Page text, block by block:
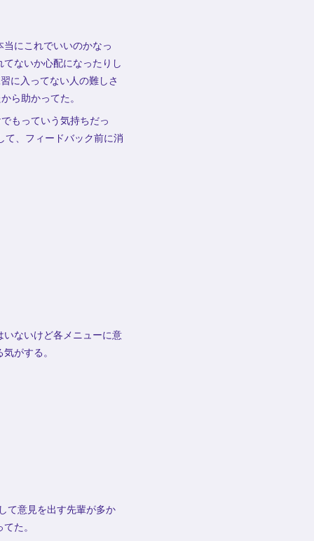
にこれでいいのかなっ
ないか心配になったりし
に入ってない人の難しさ
ら助かってた。
もっていう気持ちだっ
て、フィードバック前に消
ないけど各メニューに意
がする。
て意見を出す先輩が多か
た。